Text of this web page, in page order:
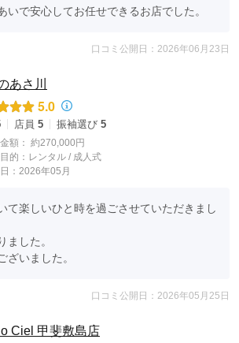
いで安心してお任せできるお店でした。
口コミ公開日：2026年06月23日
あさ川
5.0
店員 5 振袖選び 5
額： 約270,000円
的： レンタル / 成人式
：2026年05月
て楽しいひと時を過ごさせていただきまし
ました。
ざいました。
口コミ公開日：2026年05月25日
Ciel 甲斐敷島店